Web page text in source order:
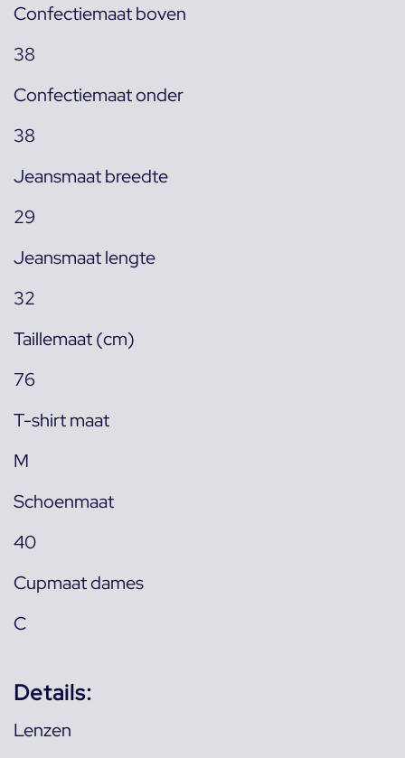
Confectiemaat boven
38
Confectiemaat onder
38
Jeansmaat breedte
29
Jeansmaat lengte
32
Taillemaat (cm)
76
T-shirt maat
M
Schoenmaat
40
Cupmaat dames
C
Details:
Lenzen